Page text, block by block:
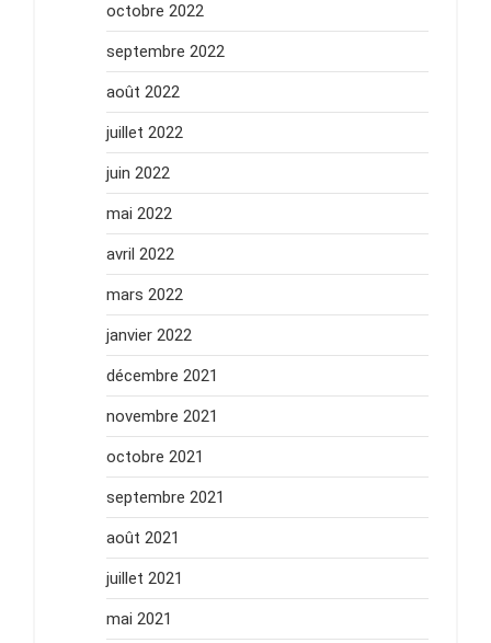
octobre 2022
septembre 2022
août 2022
juillet 2022
juin 2022
mai 2022
avril 2022
mars 2022
janvier 2022
décembre 2021
novembre 2021
octobre 2021
septembre 2021
août 2021
juillet 2021
mai 2021